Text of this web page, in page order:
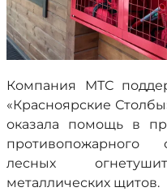
Компания МТС
«Красноярские
оказала помощь в
противопожарного
лесных
металлических щитов.